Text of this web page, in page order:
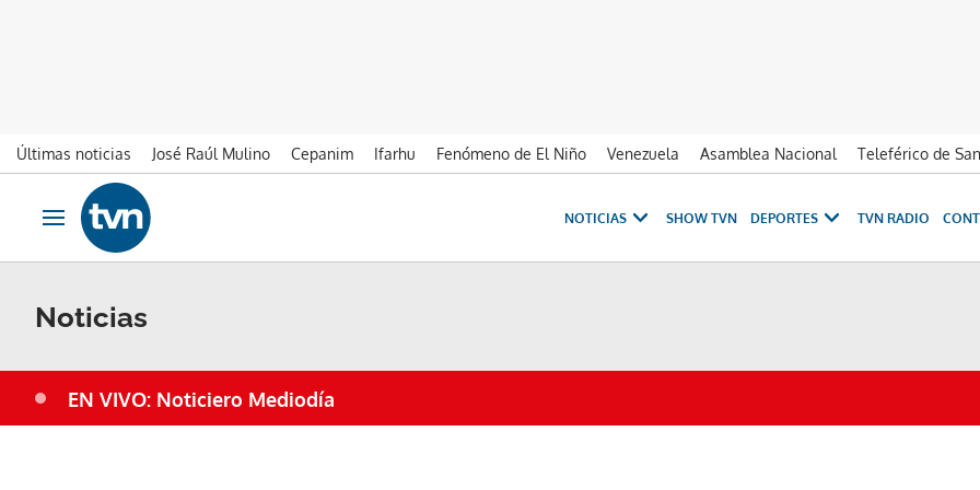
Últimas noticias José Raúl Mulino Cepanim Ifarhu Fenómeno de El Niño Venezuela Asamblea Nacional Teleférico de
Ir al contenido
Obrir navegació
NOTICIAS SHOW TVN DEPORTES TVN RADIO
Noticias
EN VIVO: Noticiero Mediodía